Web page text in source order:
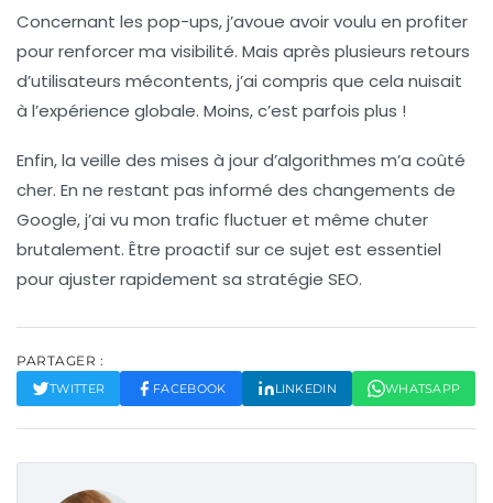
Concernant les pop-ups, j’avoue avoir voulu en profiter
pour renforcer ma visibilité. Mais après plusieurs retours
d’utilisateurs mécontents, j’ai compris que cela nuisait
à l’expérience globale. Moins, c’est parfois plus !
Enfin, la veille des mises à jour d’algorithmes m’a coûté
cher. En ne restant pas informé des changements de
Google, j’ai vu mon trafic fluctuer et même chuter
brutalement. Être proactif sur ce sujet est essentiel
pour ajuster rapidement sa stratégie SEO.
PARTAGER :
TWITTER FACEBOOK LINKEDIN WHATSAPP